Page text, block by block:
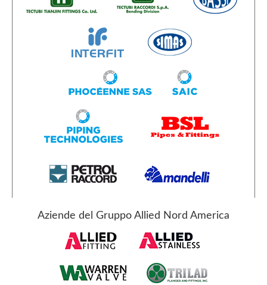
Aziende del Gruppo Allied Nord America